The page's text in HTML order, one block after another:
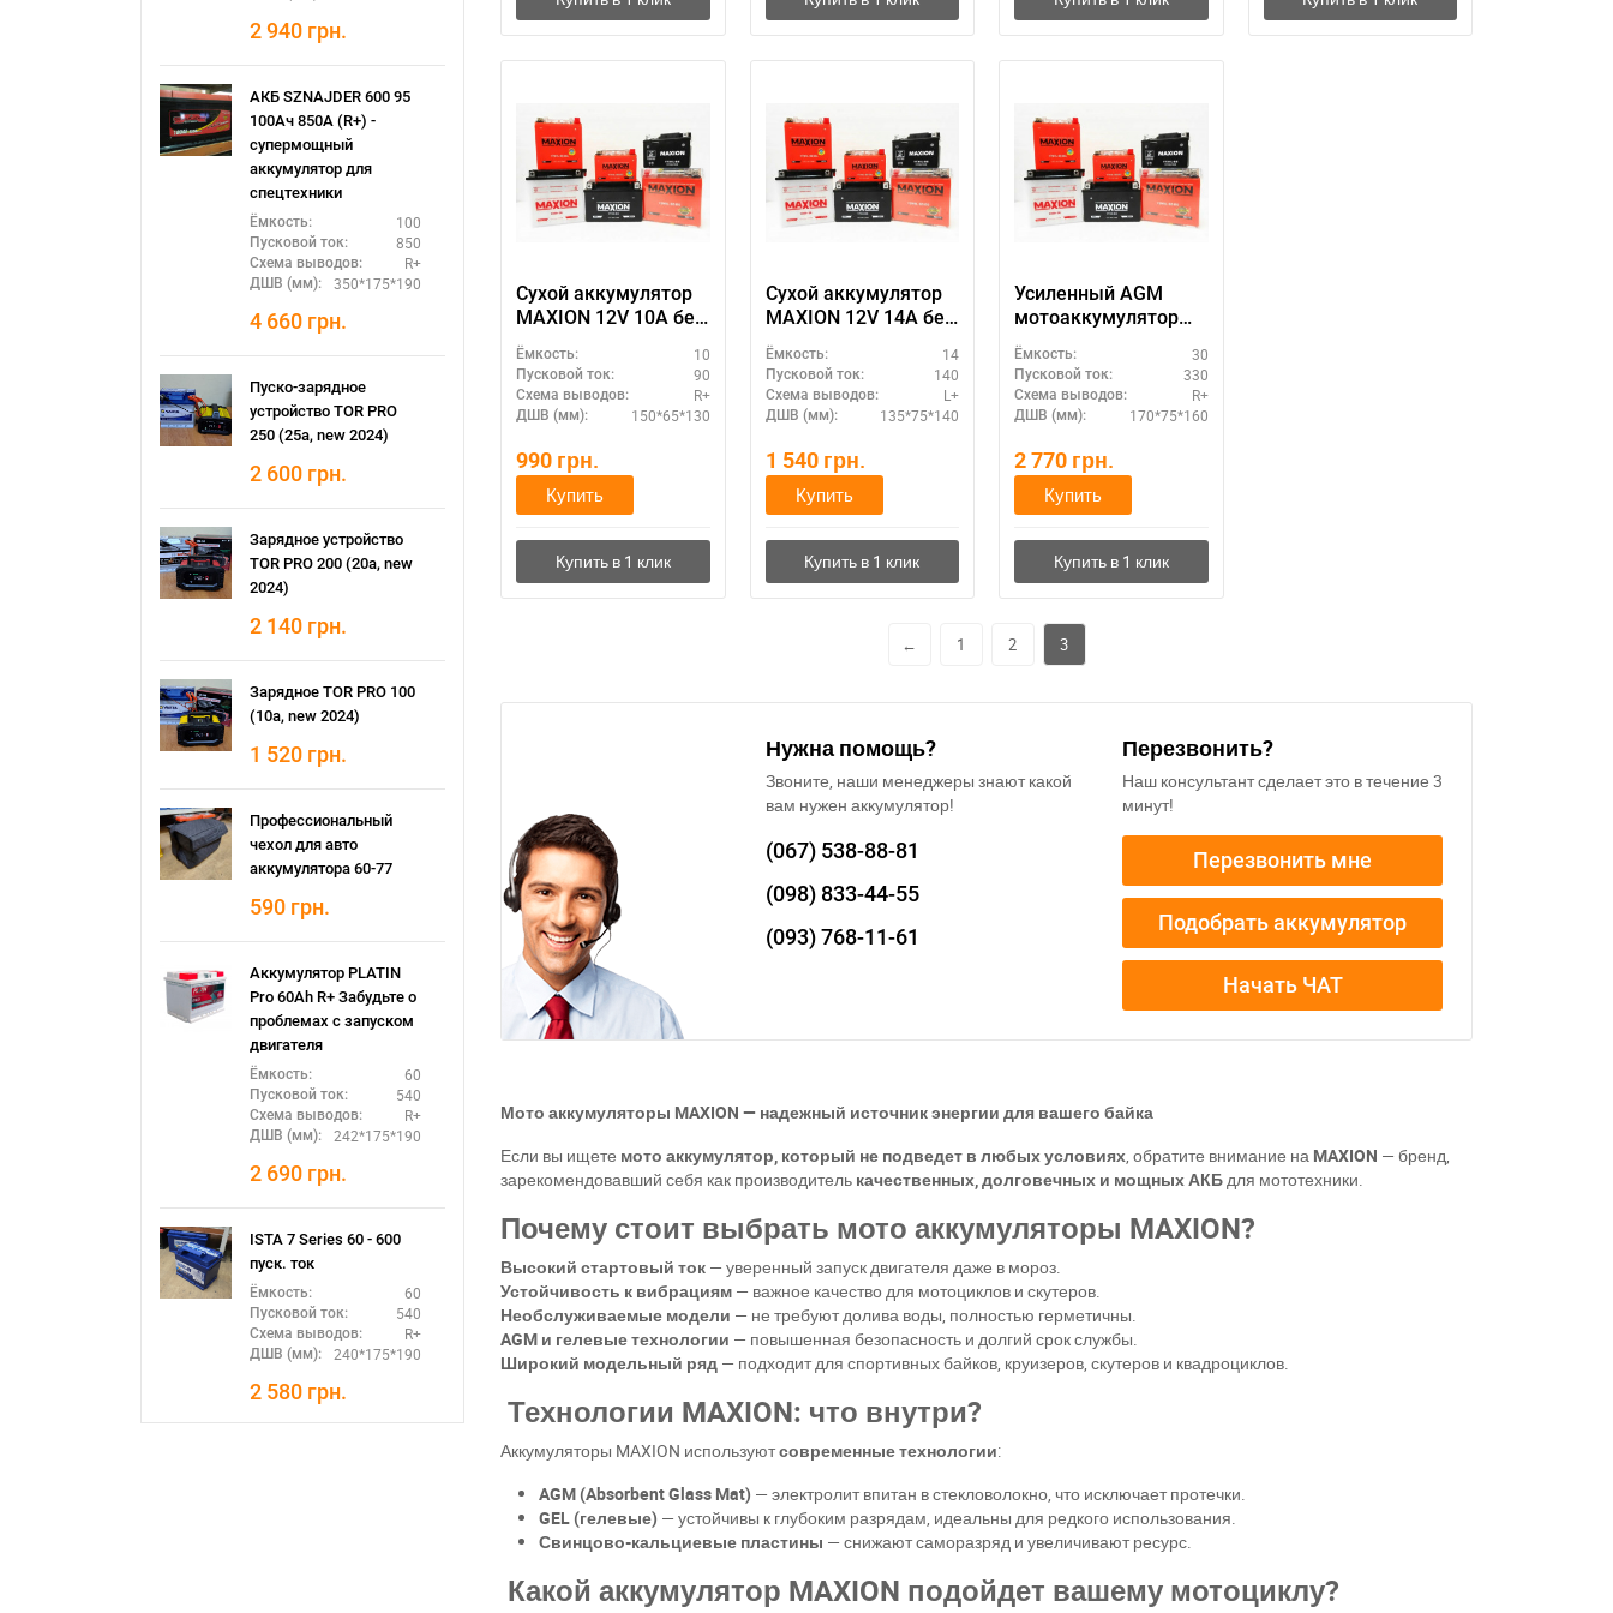
2 940 грн.
АКБ SZNAJDER 600 95
100Ач 850А (R+) -
супермощный
аккумулятор для
спецтехники
Ёмкость: 100
Пусковой ток: 850
Схема выводов: R+
ДШВ (мм): 350*175*190
4 660 грн.
Пуско-зарядное
устройство TOR PRO
250 (25а, new 2024)
2 600 грн.
Зарядное устройство
TOR PRO 200 (20а, new
2024)
2 140 грн.
Зарядное TOR PRO 100
(10а, new 2024)
1 520 грн.
Профессиональный
чехол для авто
аккумулятора 60-77
590 грн.
Аккумулятор PLATIN
Pro 60Ah R+ Забудьте о
проблемах с запуском
двигателя
Ёмкость: 60
Пусковой ток: 540
Схема выводов: R+
ДШВ (мм): 242*175*190
2 690 грн.
ISTA 7 Series 60 - 600
пуск. ток
Ёмкость: 60
Пусковой ток: 540
Схема выводов: R+
ДШВ (мм): 240*175*190
2 580 грн.
Сухой аккумулятор
MAXION 12V 10A без
электролита (MXBM-
12N9-3B)
Ёмкость: 10
Пусковой ток: 90
Схема выводов: R+
ДШВ (мм): 150*65*130
990 грн.
Купить
Сухой аккумулятор
MAXION 12V 14A без
электролита (MXBM-
YB14L-A2)
Ёмкость: 14
Пусковой ток: 140
Схема выводов: L+
ДШВ (мм): 135*75*140
1 540 грн.
Купить
Усиленный AGM
мотоаккумулятор
MAXION 12V 30A
(MXBM-YB30L-BS
AGM)
Ёмкость: 30
Пусковой ток: 330
Схема выводов: R+
ДШВ (мм): 170*75*160
2 770 грн.
Купить
← 1 2 3
Нужна помощь?
Звоните, наши менеджеры знают какой
вам нужен аккумулятор!
(067) 538-88-81
(098) 833-44-55
(093)768-11-61
Перезвонить?
Наш консультант сделает это в течение 3
минут!
Перезвонить мне
Подобрать аккумулятор
Начать ЧАТ
Мото аккумуляторы MAXION — надежный источник энергии для вашего байка
Если вы ищете мото аккумулятор, который не подведет в любых условиях , обратите внимание на MAXION — бренд,
зарекомендовавший себя как производитель качественных, долговечных и мощных АКБ для мототехники.
Почему стоит выбрать мото аккумуляторы MAXION?
Высокий стартовый ток — уверенный запуск двигателя даже в мороз.
Устойчивость к вибрациям — важное качество для мотоциклов и скутеров.
Необслуживаемые модели — не требуют долива воды, полностью герметичны.
AGM и гелевые технологии — повышенная безопасность и долгий срок службы.
Широкий модельный ряд — подходит для спортивных байков, круизеров, скутеров и квадроциклов.
Технологии MAXION: что внутри?
Аккумуляторы MAXION используютсовременные технологии:
AGM (Absorbent Glass Mat) — электролит впитан в стекловолокно, что исключает протечки.
GEL (гелевые) — устойчивы к глубоким разрядам, идеальны для редкого использования.
Свинцово-кальциевые пластины — снижают саморазряд и увеличивают ресурс.
Какой аккумулятор MAXION подойдет вашему мотоциклу?